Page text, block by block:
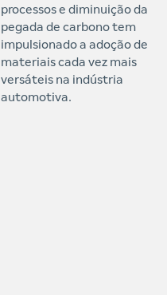
processos e diminuição da
pegada de carbono tem
impulsionado a adoção de
materiais cada vez mais
versáteis na indústria
automotiva.